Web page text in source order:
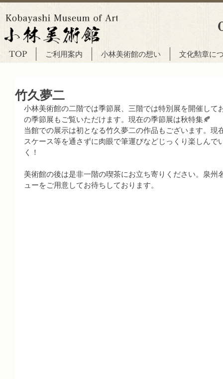
TOP ご利用案内 小林美術館の想い 文化勲章に
竹久夢二
小林美術館の二階では季節展、三階では特別展を開催して
の季節展もご覧いただけます。現在の季節展は秋特集🍂
当館での展示は初となる竹久夢二の作品もございます。現
スケース等を通さずに肉眼で筆運びなどじっくり楽しんで
く！
美術館の後は是非一階の喫茶にお立ち寄りください。泉州
ューをご用意してお待ちしております。